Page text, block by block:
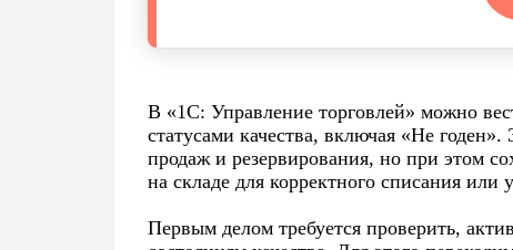
В «1С: Управление торговлей» можно
статусами качества, включая «Не
продаж и резервирования, но при этом
на складе для корректного списания или
Первым делом требуется проверить,